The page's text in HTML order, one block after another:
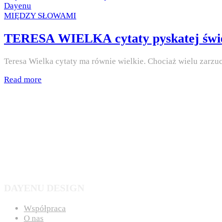
on
by
Dayenu
Posted
MIĘDZY SŁOWAMI
TERESA WIELKA cytaty pyskatej
Teresa Wielka cytaty ma równie wielkie. Chociaż wielu
Read more
Współpraca
O nas